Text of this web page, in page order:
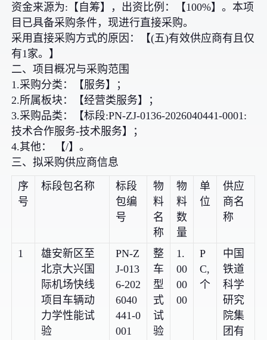
资金来源为:【自筹】，出资比例：【100%】。本项
目已具备采购条件，现进行直接采购。
采用直接采购方式的原因：【(五)有效供应商有且仅
有1家。】
二、项目概况与采购范围
1.采购分类：【服务】；
2.所属板块：【经营类服务】；
3.采购品类：【标段:PN-ZJ-0136-2026040441-0001:
技术合作服务-技术服务】；
4.其他： 【/】。
三、拟采购供应商信息
序
号
标段包名称
标段
包编
号
物
料
名
称
物
料
数
量
单
位
供应
商名
称
1
雄安新区至
北京大兴国
际机场快线
项目车辆动
力学性能试
验
PN-Z
J-013
6-202
6040
441-0
001
整
车
型
式
试
验
1.
00
00
00
P
C,
个
中国
铁道
科学
研究
院集
团有